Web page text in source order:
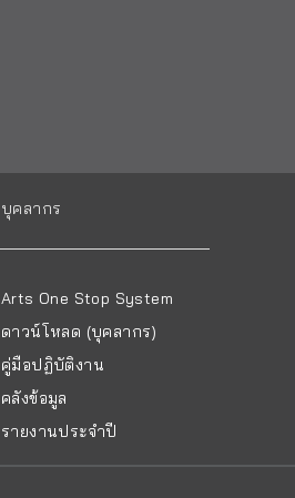
บุคลากร
Arts One Stop System
ดาวน์โหลด (บุคลากร)
คู่มือปฏิบัติงาน
คลังข้อมูล
รายงานประจำปี